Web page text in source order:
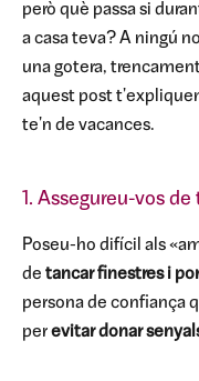
però què passa si
a casa teva? A ningú
una gotera,
aquest post
te'n de vacances.
1. Assegureu-vos
Poseu-ho difícil als
de tancar finestres i
persona de confiança
perevitar donar